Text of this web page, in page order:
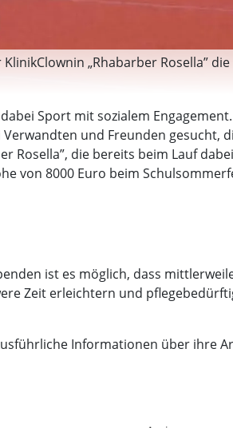
„Rhabarber Rosella” die
Sport mit sozialem
und Freunden gesucht,
Rosella”, die bereits beim Lauf
von 8000 Euro beim
ist es möglich, dass
Zeit erleichtern und
Informationen über ihre